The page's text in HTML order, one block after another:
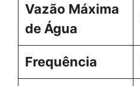
Vazão Máxima
de Água
Frequência